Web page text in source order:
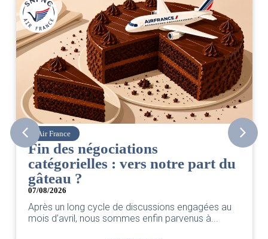
part du
au
à...
CSE. Juillet 2026
06/08/2026|ACCÈS RESTREINT
Lire l'actu